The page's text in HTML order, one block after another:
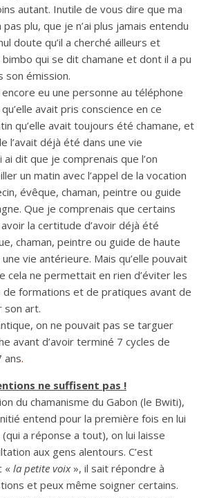
autant. Inutile de vous dire que ma
plu, que je n’ai plus jamais entendu
doute qu’il a cherché ailleurs et
qui se dit chamane et dont il a pu
son émission.
encore eu une personne au téléphone
avait pris conscience en ce
qu’elle avait toujours été chamane, et
l’avait déjà été dans une vie
ai dit que je comprenais que l’on
un matin avec l’appel de la vocation
évêque, chaman, peintre ou guide
Que je comprenais que certains
la certitude d’avoir déjà été
chaman, peintre ou guide de haute
vie antérieure. Mais qu’elle pouvait
cela ne permettait en rien d’éviter les
de formations et de pratiques avant de
son art.
on ne pouvait pas se targuer
avant d’avoir terminé 7 cycles de
ans.
ne suffisent pas !
du chamanisme du Gabon (le Bwiti),
entend pour la première fois en lui
a réponse a tout), on lui laisse
aux gens alentours. C’est
« la petite voix», il sait répondre à
et peux même soigner certains.